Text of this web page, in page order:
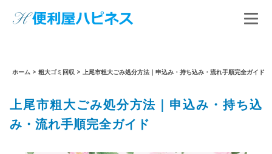
ホーム > 粗大ゴミ回収 > 上尾市粗大ごみ処分方法｜申込み・持ち込み・流れ手順完全ガイド
上尾市粗大ごみ処分方法｜申込み・持ち込
み・流れ手順完全ガイド